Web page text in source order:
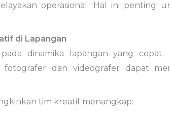
operasional. Hal ini penting
di Lapangan
dinamika lapangan yang cepat.
dan videografer dapat
tim kreatif menangkap: